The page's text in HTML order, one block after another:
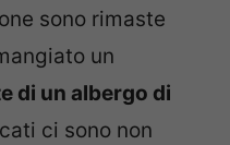
sono rimaste
un
di un albergo di
ci sono non